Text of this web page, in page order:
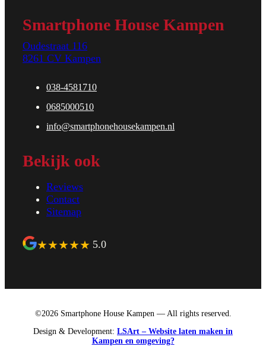
Smartphone House Kampen
Oudestraat 116
8261 CV Kampen
038-4581710
0685000510
info@smartphonehousekampen.nl
Bekijk ook
Reviews
Contact
Sitemap
★★★★★ 5.0
©2026 Smartphone House Kampen — All rights reserved.
Design & Development: LSArt – Website laten maken in
Kampen en omgeving?